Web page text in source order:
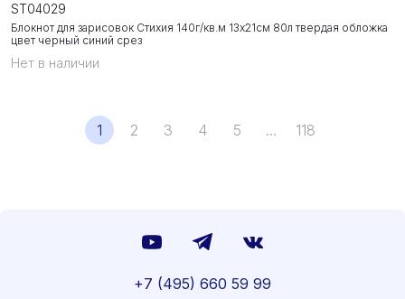
Нет в наличии
Блокнот для зарисовок Стихия 140г/кв.м 13х21см 80л твердая обложка
цвет черный синий срез
ST04029
1 2 3 4 5 ... 118
+7 (495) 660 59 99